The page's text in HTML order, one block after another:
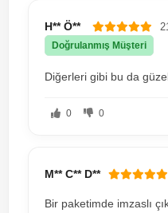
H** Ö**
Doğrulanmış Müşteri
Diğerleri gibi bu da
0 0
M** C** D**
Bir paketimde imzaslı